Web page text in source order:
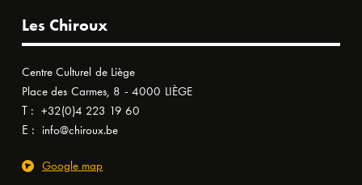
Les Chiroux
Centre Culturel de Liège
Place des Carmes, 8 - 4000 LIÈGE
T : +32(0)4 223 19 60
E : info@chiroux.be
Google map